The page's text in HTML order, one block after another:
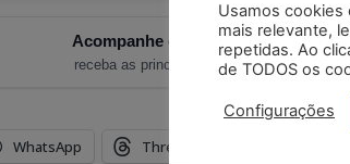
Acompanhe o Juristas no Google
receba as principais notícias jurídicas do
WhatsApp Threads
Usamos cookies
mais relevante,
repetidas. Ao
de TODOS os
Configurações